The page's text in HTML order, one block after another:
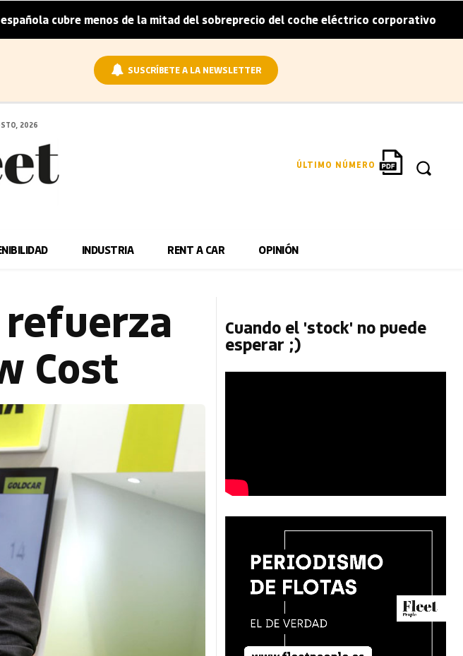
menos de la mitad del sobreprecio del coche eléctrico corporativo | Arval
SUSCRÍBETE A LA NEWSLETTER
2026
ÚLTIMO NÚMERO
INDUSTRIA RENT A CAR OPINIÓN
Cost
Cuando el 'stock' no puede
esperar ;)